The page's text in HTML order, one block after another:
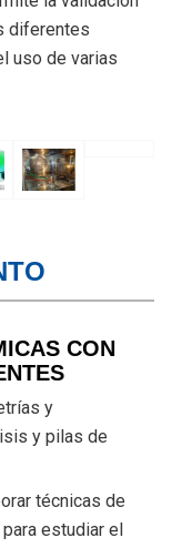
diferentes
uso de varias
CON
y
y pilas de
técnicas de
estudiar el